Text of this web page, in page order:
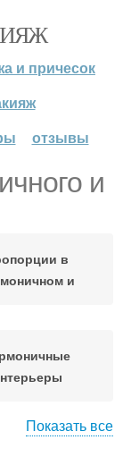
и причесок
отзывы
и
в
и
Показать все